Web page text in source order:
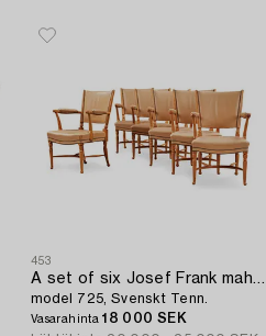
453
A set of six Josef Frank mahogany dining chairs,
model 725, Svenskt Tenn.
Vasarahinta18 000 SEK